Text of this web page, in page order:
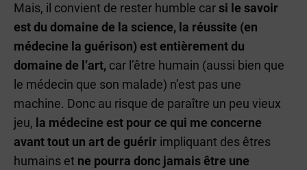
Mais, il convient de rester humble carsi le savoir
est du domaine de la science, la réussite (en
médecine la guérison) est entièrement du
domaine de l’art, car l’être humain (aussi bien que
le médecin que son malade) n’est pas une
machine. Donc au risque de paraître un peu vieux
jeu, la médecine est pour ce qui me concerne
avant tout un art de guérir impliquant des êtres
humains et ne pourra donc jamais être une